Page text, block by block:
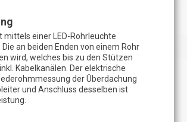
mittels einer LED-Rohrleuchte
an beiden Enden von einem Rohr
wird, welches bis zu den Stützen
Kabelkanälen. Der elektrische
der Überdachung
und Anschluss desselben ist